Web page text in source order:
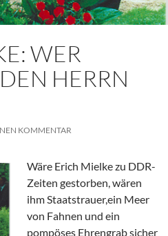
WER
HERRN
KOMMENTAR
Wäre Erich Mielke zu DDR-
Zeiten gestorben, wären
ihm Staatstrauer,ein Meer
von Fahnen und ein
pompöses Ehrengrab sicher